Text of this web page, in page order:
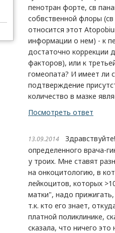
пенотран форте, св
собвственной флоры
относится этот
информации о нем) - к
достаточно коррекции
факторов), или к
гомеопата? И имеет ли
подтверждение
количество в мазке
Посмотреть ответ
13.09.2014
определенного врача-
у троих. Мне ставят
на онкоцитологию, в
лейкоцитов, которых
матки", надо
т.к. кто его знает,
платной поликлинике,
сказала, что ничего